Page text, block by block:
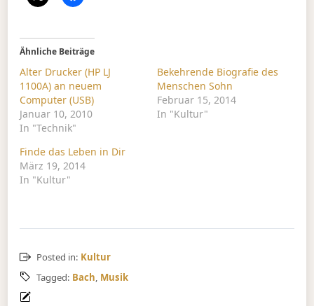
Ähnliche Beiträge
Alter Drucker (HP LJ
1100A) an neuem
Computer (USB)
Januar 10, 2010
In "Technik"
Bekehrende Biografie des
Menschen Sohn
Februar 15, 2014
In "Kultur"
Finde das Leben in Dir
März 19, 2014
In "Kultur"
Posted in: Kultur
Tagged: Bach, Musik